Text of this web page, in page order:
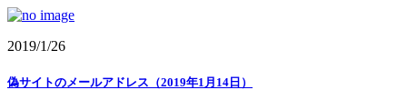
2019/1/26
偽サイトのメールアドレス（2019年1月14日）